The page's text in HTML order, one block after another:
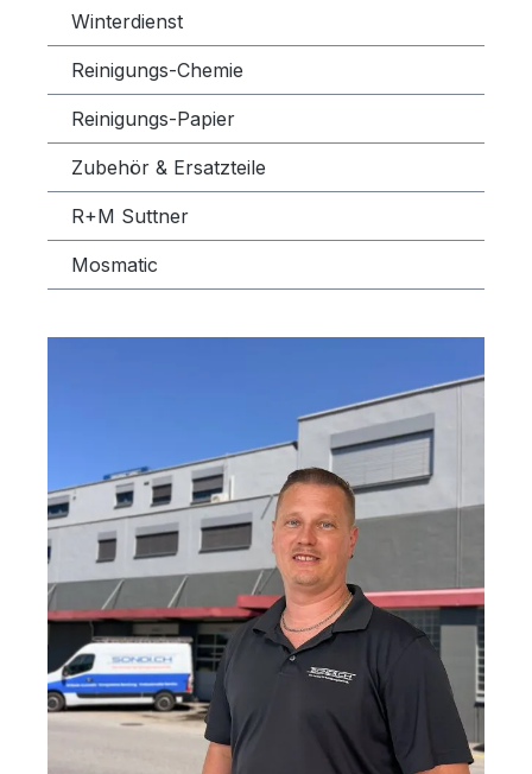
Winterdienst
Reinigungs-Chemie
Reinigungs-Papier
Zubehör & Ersatzteile
R+M Suttner
Mosmatic